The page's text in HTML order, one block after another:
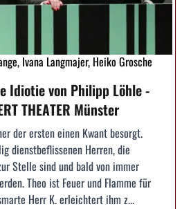
Ivana Langmajer, Heiko Grosche
Idiotie von Philipp Löhle -
THEATER Münster
der ersten einen Kwant besorgt.
dienstbeflissenen Herren, die
Stelle sind und bald von immer
Theo ist Feuer und Flamme für
Herr K. erleichtert ihm z...